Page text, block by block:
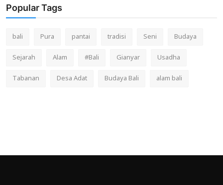
Popular Tags
bali Pura pantai tradisi Seni
Budaya
Sejarah
Alam #Bali Gianyar
Usadha
Tabanan
Desa Adat Budaya Bali alam bali